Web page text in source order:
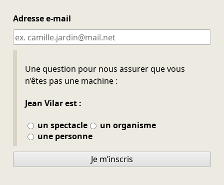
Adresse e-mail
Une question pour nous assurer que vous
n’êtes pas une machine :
Jean Vilar est :
un spectacle
un organisme
une personne
Ne pas remplir
Je m’inscris